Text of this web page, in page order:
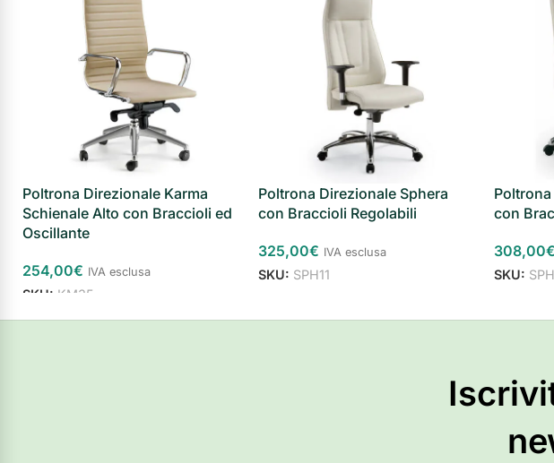
Poltrona Direzionale Karma
Schienale Alto con Braccioli ed
Oscillante
254,00€ IVA esclusa
SKU: KM35
Poltrona Direzionale Sphera
con Braccioli Regolabili
325,00€ IVA esclusa
SKU: SPH11
con
308,00€
SKU: